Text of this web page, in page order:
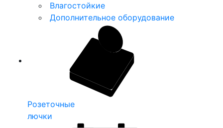
Влагостойкие
Дополнительное оборудование
Розеточные
лючки